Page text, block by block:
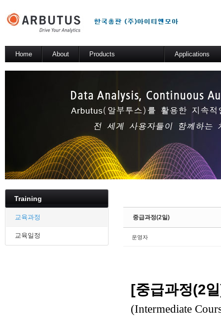
Home About Products
SmartLink for SAP
Results Manager
WebConnect
SmartApps
Arbutus Data Story
Applications
Training
교육과정
교육일정
중급과정(2일)
운영자
[중급과정(2
(Intermediate
Sketchbook5, 스케치북5
Sketchbook5, 스케치북5